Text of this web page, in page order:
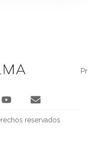
reservados